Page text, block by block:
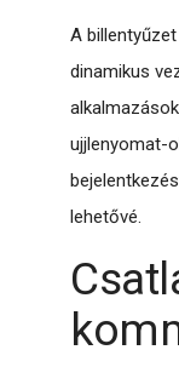
A
dinamikus
ujjlenyomat-
lehetővé.